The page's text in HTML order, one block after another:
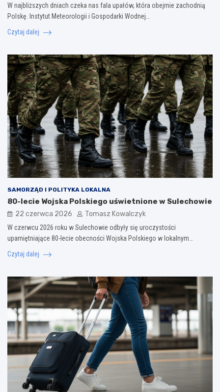
W najbliższych dniach czeka nas fala upałów, która obejmie zachodnią
Polskę. Instytut Meteorologii i Gospodarki Wodnej…
Czytaj dalej
SAMORZĄD I POLITYKA LOKALNA
80-lecie Wojska Polskiego uświetnione w Sulechowie
22 czerwca 2026 Tomasz Kowalczyk
W czerwcu 2026 roku w Sulechowie odbyły się uroczystości
upamiętniające 80-lecie obecności Wojska Polskiego w lokalnym…
Czytaj dalej